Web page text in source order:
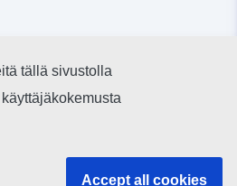
muut elimet
tällä sivustolla
Accept all cookies